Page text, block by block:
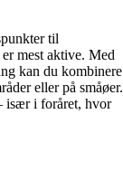
til
mest aktive. Med
kan du kombinere
eller på småøer.
især i foråret, hvor